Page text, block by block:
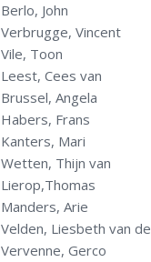
Berlo, John
Verbrugge, Vincent
Vile, Toon
Leest, Cees van
Brussel, Angela
Habers, Frans
Kanters, Mari
Wetten, Thijn van
Lierop,Thomas
Manders, Arie
Velden, Liesbeth van de
Vervenne, Gerco